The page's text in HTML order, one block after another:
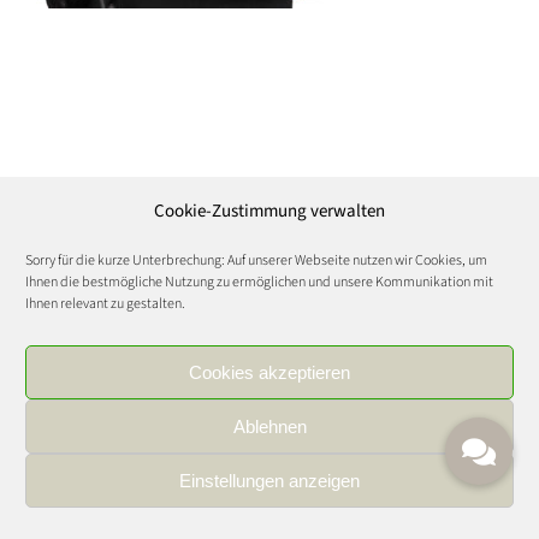
Cookie-Zustimmung verwalten
Sorry für die kurze Unterbrechung: Auf unserer Webseite nutzen wir Cookies, um
Ihnen die bestmögliche Nutzung zu ermöglichen und unsere Kommunikation mit
Ihnen relevant zu gestalten.
Cookies akzeptieren
Ablehnen
Einstellungen anzeigen
IMPRESSUM|DATENSCHUTZ|KARRIERE
FOOD AND WINE CULTURE © Copyright 2021 | All Rights Reserved